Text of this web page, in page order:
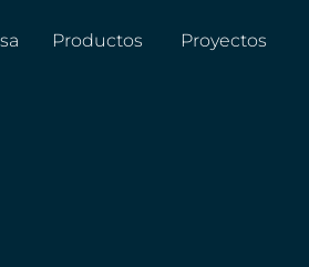
Productos Proyectos